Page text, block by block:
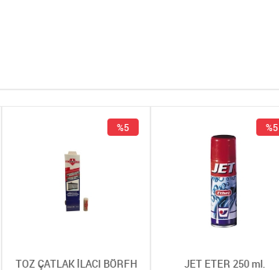
TOZ ÇATLAK İLACI BÖRFH
%5
JET ETER 250 ml.
%5